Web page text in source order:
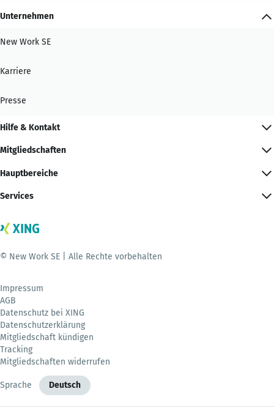
Unternehmen
New Work SE
Karriere
Presse
Hilfe & Kontakt
Mitgliedschaften
Hauptbereiche
Services
© New Work SE | Alle Rechte vorbehalten
Impressum
AGB
Datenschutz bei XING
Datenschutzerklärung
Mitgliedschaft kündigen
Tracking
Mitgliedschaften widerrufen
Sprache Deutsch